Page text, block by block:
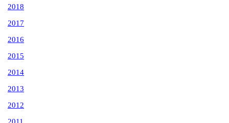
2018
2017
2016
2015
2014
2013
2012